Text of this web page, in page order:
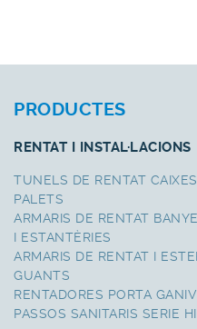
PRODUCTES
RENTAT I INSTAL·LACIONS
TUNELS DE RENTAT
PALETS
ARMARIS DE RENTAT
I ESTANTÈRIES
ARMARIS DE RENTAT I
GUANTS
RENTADORES PORTA
PASSOS SANITARIS SERIE